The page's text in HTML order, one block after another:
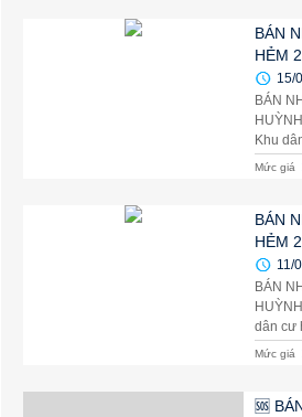
BÁN
HẺM
15/
BÁN
Khu
Mức giá
BÁN
HẺM
11/
BÁN
dân cư
Mức giá
🆘